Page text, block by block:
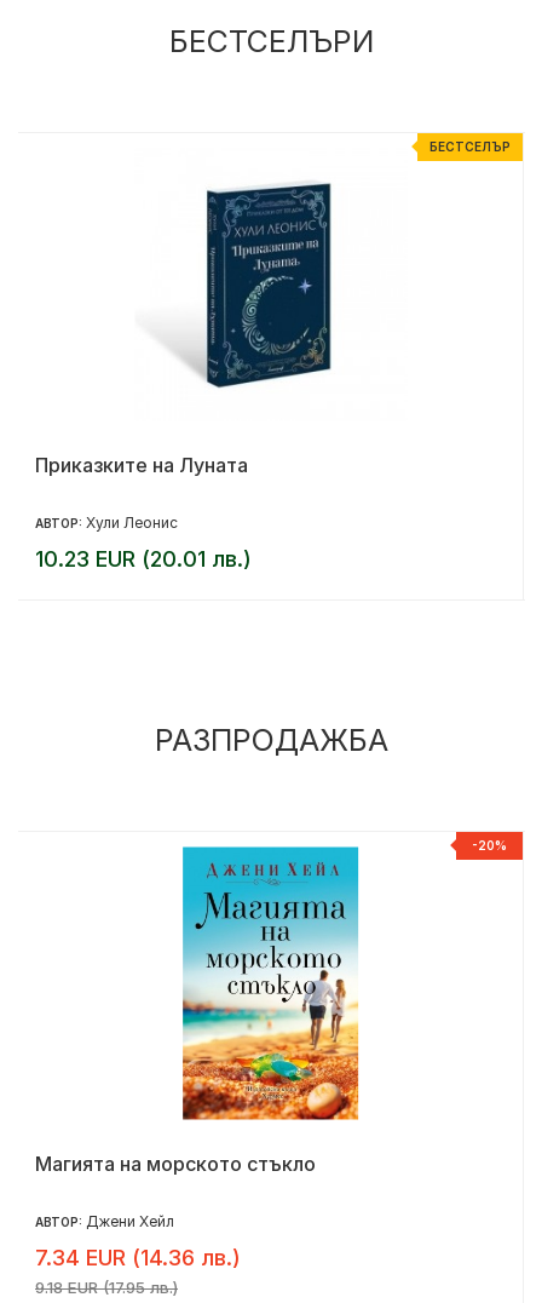
БЕСТСЕЛЪРИ
БЕСТСЕЛЪР
Приказките на Луната
АВТОР: Хули Леонис
10.23 EUR (20.01 лв.)
РАЗПРОДАЖБА
-20%
Магията на морското стъкло
АВТОР: Джени Хейл
7.34 EUR (14.36 лв.)
9.18 EUR (17.95 лв.)